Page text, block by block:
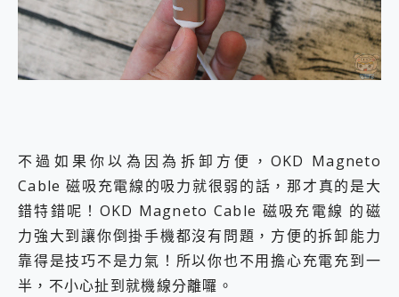
不過如果你以為因為拆卸方便，OKD Magneto
Cable 磁吸充電線的吸力就很弱的話，那才真的是大
錯特錯呢！OKD Magneto Cable 磁吸充電線 的磁
力強大到讓你倒掛手機都沒有問題，方便的拆卸能力
靠得是技巧不是力氣！所以你也不用擔心充電充到一
半，不小心扯到就機線分離囉。